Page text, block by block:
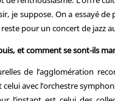
je suppose. On a essayé
pour un concert de jazz
et comment se sont-ils
de l’agglomération
avec l’orchestre